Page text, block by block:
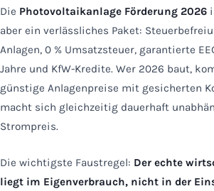
Die Photovoltaikanlage Förderung 2026
aber ein verlässliches Paket:
Anlagen, 0 % Umsatzsteuer, garantierte
Jahre und KfW-Kredite. Wer 2026 baut,
günstige Anlagenpreise mit gesicherten
macht sich gleichzeitig dauerhaft
Strompreis.
Die wichtigste Faustregel: Der echte
liegt im Eigenverbrauch, nicht in der